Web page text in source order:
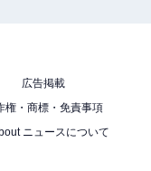
広告掲載
権・商標・免責事項
ニュースについて